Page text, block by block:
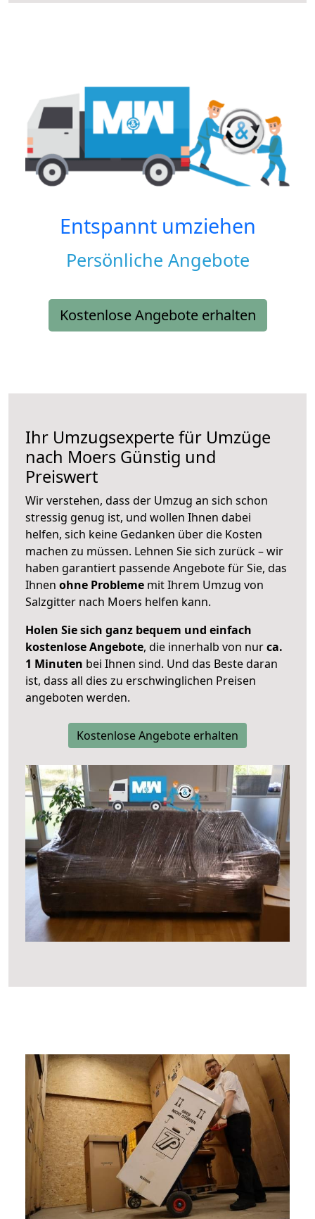
Entspannt umziehen
Persönliche Angebote
Kostenlose Angebote erhalten
Ihr Umzugsexperte für Umzüge
nach Moers Günstig und
Preiswert
Wir verstehen, dass der Umzug an sich schon
stressig genug ist, und wollen Ihnen dabei
helfen, sich keine Gedanken über die Kosten
machen zu müssen. Lehnen Sie sich zurück – wir
haben garantiert passende Angebote für Sie, das
Ihnen ohne Probleme mit Ihrem Umzug von
Salzgitter nach Moers helfen kann.
Holen Sie sich ganz bequem und einfach
kostenlose Angebote, die innerhalb von nurca.
1 Minuten bei Ihnen sind. Und das Beste daran
ist, dass all dies zu erschwinglichen Preisen
angeboten werden.
Kostenlose Angebote erhalten